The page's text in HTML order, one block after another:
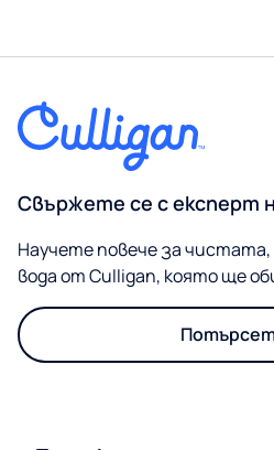
Свържете се с експерт
Научете повече за чистата,
вода от Culligan, която ще